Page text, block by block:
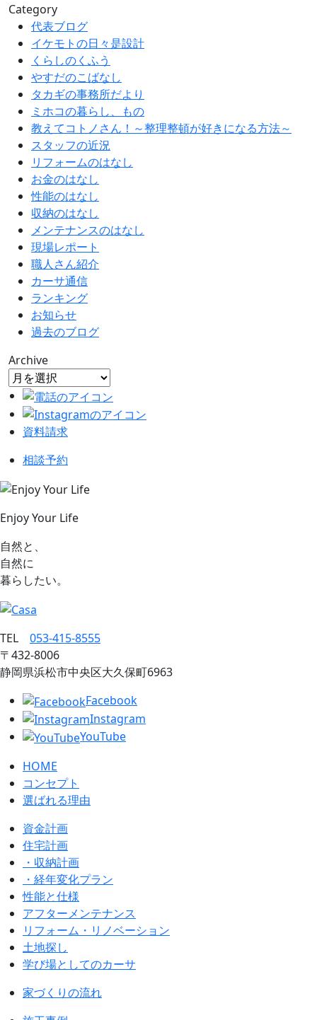
Category
代表ブログ
イケモトの日々是設計
くらしのくふう
やすだのこばなし
タカギの事務所だより
ミホコの暮らし、もの
教えてコトノさん！～整理整頓が好きになる方法～
スタッフの近況
リフォームのはなし
お金のはなし
性能のはなし
収納のはなし
メンテナンスのはなし
現場レポート
職人さん紹介
カーサ通信
ランキング
お知らせ
過去のブログ
Archive
資料請求
相談予約
Enjoy Your Life
自然と、
自然に
暮らしたい。
TEL 053‐415‐8555
〒432‐8006
静岡県浜松市中央区大久保町6963
Facebook
Instagram
YouTube
HOME
コンセプト
選ばれる理由
資金計画
住宅計画
・収納計画
・経年変化プラン
性能と仕様
アフターメンテナンス
リフォーム・リノベーション
土地探し
学び場としてのカーサ
家づくりの流れ